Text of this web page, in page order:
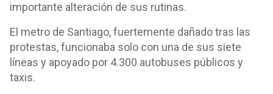
importante alteración de sus rutinas.
El metro de Santiago, fuertemente dañado tras las
protestas, funcionaba solo con una de sus siete
líneas y apoyado por 4.300 autobuses públicos y
taxis.